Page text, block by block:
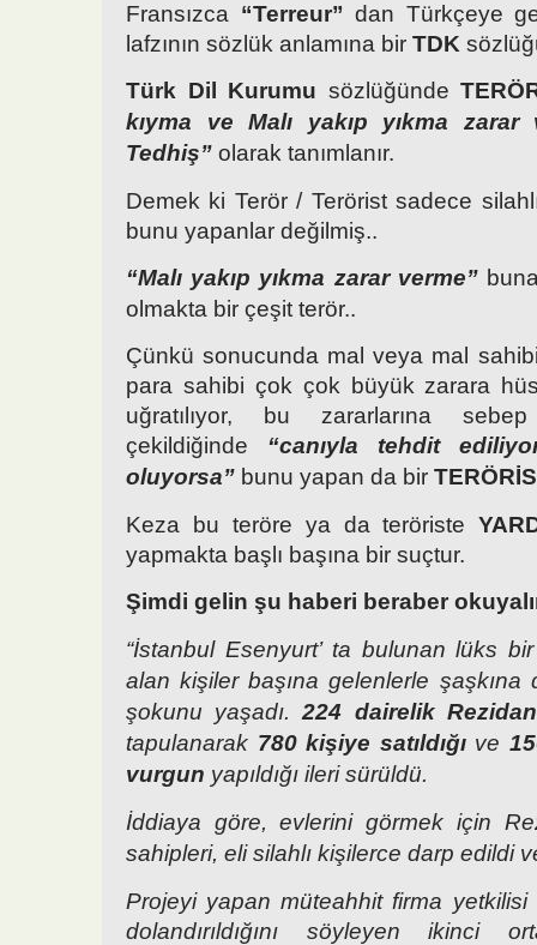
Fransızca “Terreur” dan Türkçeye
lafzının sözlük anlamına bir TDK
Türk Dil Kurumu sözlüğünde
kıyma ve Malı yakıp yıkma zarar
Tedhiş” olarak tanımlanır.
Demek ki Terör / Terörist sadece
bunu yapanlar değilmiş..
“Malı yakıp yıkma zarar verme”
olmakta bir çeşit terör..
Çünkü sonucunda mal veya mal
para sahibi çok çok büyük zarara
uğratılıyor, bu zararlarına
çekildiğinde “canıyla tehdit
oluyorsa” bunu yapan da bir
Keza bu teröre ya da teröriste
yapmakta başlı başına bir suçtur.
Şimdi gelin şu haberi beraber
“İstanbul Esenyurt’ ta bulunan lüks
alan kişiler başına gelenlerle şaşkına
şokunu yaşadı.224 dairelik
tapulanarak 780 kişiye satıldığıve
vurgun yapıldığı ileri sürüldü.
İddiaya göre, evlerini görmek için
sahipleri, eli silahlı kişilerce darp edildi
Projeyi yapan müteahhit firma
dolandırıldığını söyleyen ikinci